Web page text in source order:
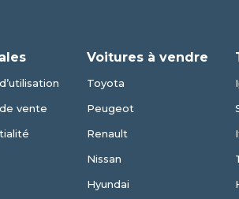
vente
Voitures à vendre
Toyota
Peugeot
Renault
Nissan
Hyundai